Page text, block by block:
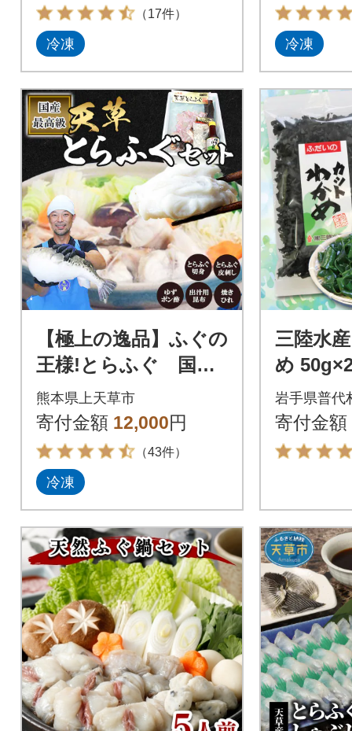
（17件）
冷凍 冷凍
【極上の逸品】ふぐの
王様!とらふぐ 国産
最高級!天草とらふぐ
セット
熊本県上天草市
寄付金額 12,000円
（43件）
冷凍
三陸水
め
ワカメ
岩手県普代
寄付金額